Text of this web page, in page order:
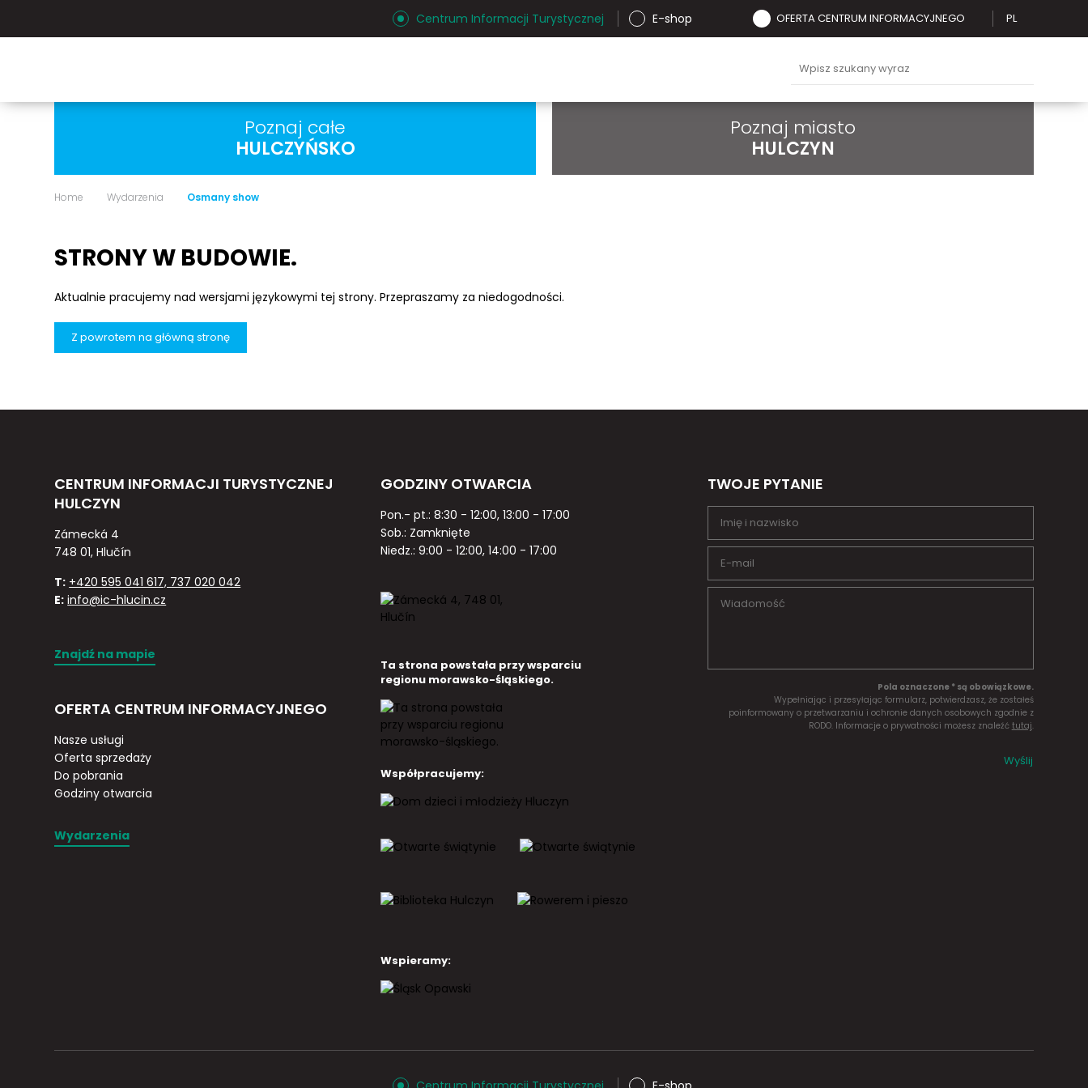
Centrum Informacji Turystycznej E-shop OFERTA CENTRUM INFORMACYJNEGO PL
Poznaj całe
HULCZYŃSKO
Poznaj miasto
HULCZYN
Home Wydarzenia Osmany show
STRONY W BUDOWIE.
Aktualnie pracujemy nad wersjami językowymi tej strony. Przepraszamy za niedogodności.
Z powrotem na główną stronę
CENTRUM INFORMACJI TURYSTYCZNEJ
HULCZYN
Zámecká 4
748 01, Hlučín
T: +420 595 041 617, 737 020 042
E: info@ic-hlucin.cz
Znajdź na mapie
OFERTA CENTRUM INFORMACYJNEGO
Nasze usługi
Oferta sprzedaży
Do pobrania
Godziny otwarcia
Wydarzenia
GODZINY OTWARCIA
Pon.- pt.: 8:30 - 12:00, 13:00 - 17:00
Sob.: Zamknięte
Niedz.: 9:00 - 12:00, 14:00 - 17:00
Ta strona powstała przy wsparciu
regionu morawsko-śląskiego.
Współpracujemy:
Wspieramy:
TWOJE PYTANIE
Pola oznaczone * są obowiązkowe.
Wypełniając i przesyłając formularz, potwierdzasz, że zostałeś
poinformowany o przetwarzaniu i ochronie danych osobowych zgodnie z
RODO. Informacje o prywatności możesz znaleźć tutaj.
Wyślij